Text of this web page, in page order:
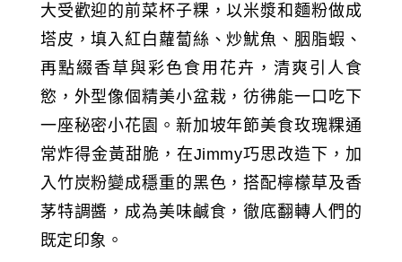
大受歡迎的前菜杯子粿，以米漿和麵粉做成
塔皮，填入紅白蘿蔔絲、炒魷魚、胭脂蝦、
再點綴香草與彩色食用花卉，清爽引人食
慾，外型像個精美小盆栽，彷彿能一口吃下
一座秘密小花園。新加坡年節美食玫瑰粿通
常炸得金黃甜脆，在Jimmy巧思改造下，加
入竹炭粉變成穩重的黑色，搭配檸檬草及香
茅特調醬，成為美味鹹食，徹底翻轉人們的
既定印象。